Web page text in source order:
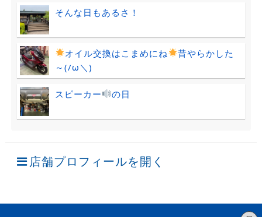
そんな日もあるさ！
オイル交換はこまめにね
昔やらかした
～(/ω＼)
スピーカー の日
店舗プロフィールを開く